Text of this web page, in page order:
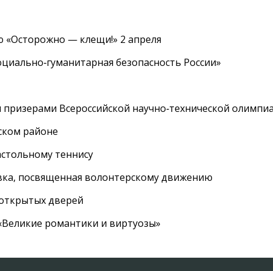
«Осторожно — клещи!» 2 апреля
безопасность России»
Всероссийской научно‑технической
районе
теннису
посвященная волонтерскому движению
дверей
романтики и виртуозы»